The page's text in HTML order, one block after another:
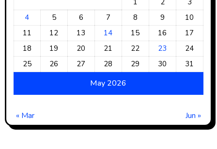
May 2026
4
5 6 7 8 9
10
11
12 13 14 15 16
17
18
19 20 21 22 23
24
25
26 27 28 29 30 31
« Mar Jun »